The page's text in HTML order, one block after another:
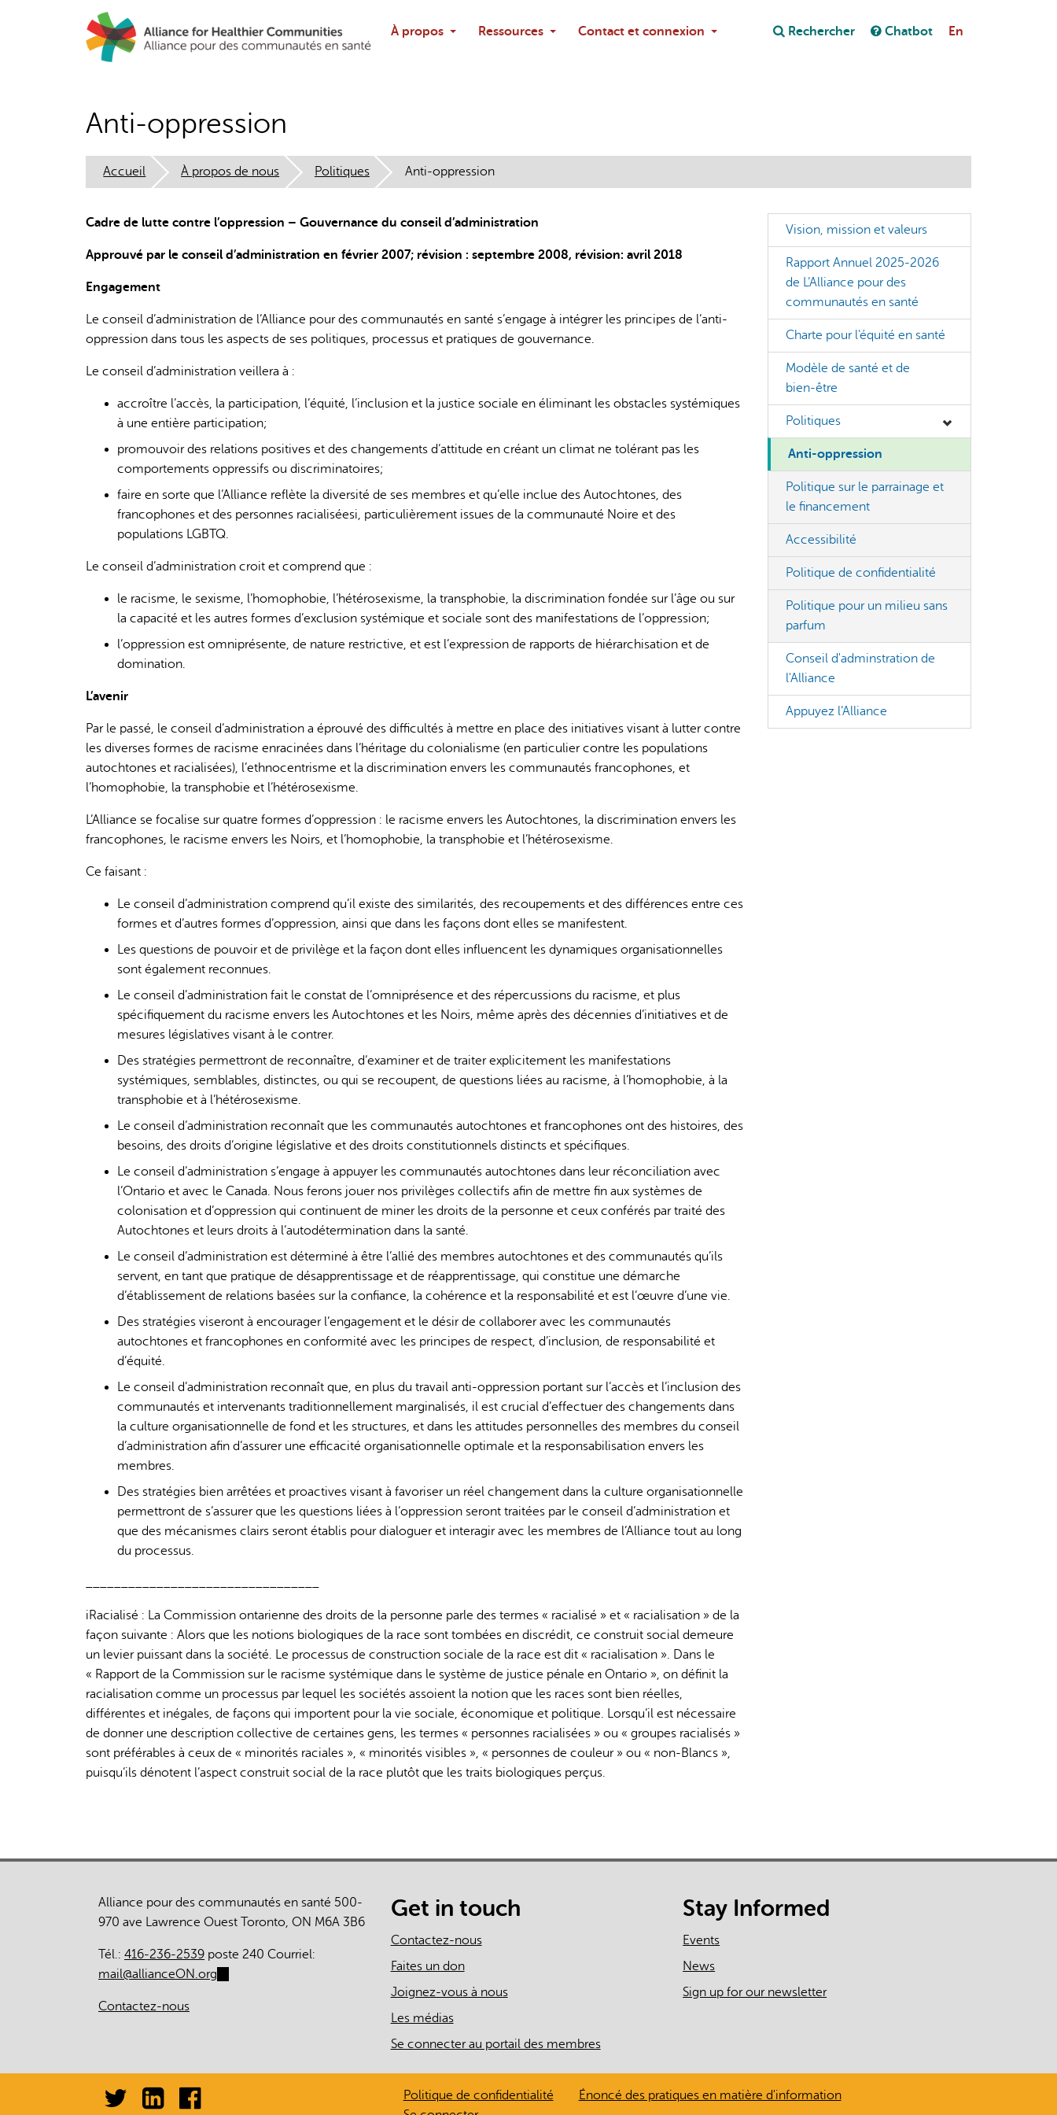
Poser une question au chatbot
L'IA peut afficher des informations incorrectes, veuillez donc vérifier toute réponse.
À propos Ressources Contact et connexion Rechercher Chatbot En
Anti-oppression
Accueil À propos de nous Politiques Anti-oppression
Cadre de lutte contre l’oppression – Gouvernance du conseil d’administration
Approuvé par le conseil d’administration en février 2007; révision : septembre 2008, révision: avril 2018
Engagement
Le conseil d’administration de l’Alliance pour des communautés en santé s’engage à intégrer les principes de l’anti-
oppression dans tous les aspects de ses politiques, processus et pratiques de gouvernance.
Le conseil d’administration veillera à :
accroître l’accès, la participation, l’équité, l’inclusion et la justice sociale en éliminant les obstacles systémiques
à une entière participation;
promouvoir des relations positives et des changements d’attitude en créant un climat ne tolérant pas les
comportements oppressifs ou discriminatoires;
faire en sorte que l’Alliance reflète la diversité de ses membres et qu’elle inclue des Autochtones, des
francophones et des personnes racialiséesi, particulièrement issues de la communauté Noire et des
populations LGBTQ.
Le conseil d’administration croit et comprend que :
le racisme, le sexisme, l’homophobie, l’hétérosexisme, la transphobie, la discrimination fondée sur l’âge ou sur
la capacité et les autres formes d’exclusion systémique et sociale sont des manifestations de l’oppression;
l’oppression est omniprésente, de nature restrictive, et est l’expression de rapports de hiérarchisation et de
domination.
L’avenir
Par le passé, le conseil d’administration a éprouvé des difficultés à mettre en place des initiatives visant à lutter contre
les diverses formes de racisme enracinées dans l’héritage du colonialisme (en particulier contre les populations
autochtones et racialisées), l’ethnocentrisme et la discrimination envers les communautés francophones, et
l’homophobie, la transphobie et l’hétérosexisme.
L’Alliance se focalise sur quatre formes d’oppression : le racisme envers les Autochtones, la discrimination envers les
francophones, le racisme envers les Noirs, et l’homophobie, la transphobie et l’hétérosexisme.
Ce faisant :
Le conseil d’administration comprend qu’il existe des similarités, des recoupements et des différences entre ces
formes et d’autres formes d’oppression, ainsi que dans les façons dont elles se manifestent.
Les questions de pouvoir et de privilège et la façon dont elles influencent les dynamiques organisationnelles
sont également reconnues.
Le conseil d’administration fait le constat de l’omniprésence et des répercussions du racisme, et plus
spécifiquement du racisme envers les Autochtones et les Noirs, même après des décennies d’initiatives et de
mesures législatives visant à le contrer.
Des stratégies permettront de reconnaître, d’examiner et de traiter explicitement les manifestations
systémiques, semblables, distinctes, ou qui se recoupent, de questions liées au racisme, à l’homophobie, à la
transphobie et à l’hétérosexisme.
Le conseil d’administration reconnaît que les communautés autochtones et francophones ont des histoires, des
besoins, des droits d’origine législative et des droits constitutionnels distincts et spécifiques.
Le conseil d’administration s’engage à appuyer les communautés autochtones dans leur réconciliation avec
l’Ontario et avec le Canada. Nous ferons jouer nos privilèges collectifs afin de mettre fin aux systèmes de
colonisation et d’oppression qui continuent de miner les droits de la personne et ceux conférés par traité des
Autochtones et leurs droits à l’autodétermination dans la santé.
Le conseil d’administration est déterminé à être l’allié des membres autochtones et des communautés qu’ils
servent, en tant que pratique de désapprentissage et de réapprentissage, qui constitue une démarche
d’établissement de relations basées sur la confiance, la cohérence et la responsabilité et est l’œuvre d’une vie.
Des stratégies viseront à encourager l’engagement et le désir de collaborer avec les communautés
autochtones et francophones en conformité avec les principes de respect, d’inclusion, de responsabilité et
d’équité.
Le conseil d’administration reconnaît que, en plus du travail anti-oppression portant sur l’accès et l’inclusion des
communautés et intervenants traditionnellement marginalisés, il est crucial d’effectuer des changements dans
la culture organisationnelle de fond et les structures, et dans les attitudes personnelles des membres du conseil
d’administration afin d’assurer une efficacité organisationnelle optimale et la responsabilisation envers les
membres.
Des stratégies bien arrêtées et proactives visant à favoriser un réel changement dans la culture organisationnelle
permettront de s’assurer que les questions liées à l’oppression seront traitées par le conseil d’administration et
que des mécanismes clairs seront établis pour dialoguer et interagir avec les membres de l’Alliance tout au long
du processus.
iRacialisé : La Commission ontarienne des droits de la personne parle des termes « racialisé » et « racialisation » de la
façon suivante : Alors que les notions biologiques de la race sont tombées en discrédit, ce construit social demeure
un levier puissant dans la société. Le processus de construction sociale de la race est dit « racialisation ». Dans le
« Rapport de la Commission sur le racisme systémique dans le système de justice pénale en Ontario », on définit la
racialisation comme un processus par lequel les sociétés assoient la notion que les races sont bien réelles,
différentes et inégales, de façons qui importent pour la vie sociale, économique et politique. Lorsqu’il est nécessaire
de donner une description collective de certaines gens, les termes « personnes racialisées » ou « groupes racialisés »
sont préférables à ceux de « minorités raciales », « minorités visibles », « personnes de couleur » ou « non-Blancs »,
puisqu’ils dénotent l’aspect construit social de la race plutôt que les traits biologiques perçus.
Vision, mission et valeurs
Rapport Annuel 2025-2026
de L’Alliance pour des
communautés en santé
Charte pour l'équité en santé
Modèle de santé et de
bien-être
Politiques
Anti-oppression
Politique sur le parrainage et
le financement
Accessibilité
Politique de confidentialité
Politique pour un milieu sans
parfum
Conseil d'adminstration de
l'Alliance
Appuyez l’Alliance
Alliance pour des communautés en santé 500-
970 ave Lawrence Ouest Toronto, ON M6A 3B6
Tél.: 416-236-2539 poste 240 Courriel:
mail@allianceON.org
Contactez-nous
Get in touch
Contactez-nous
Faites un don
Joignez-vous à nous
Les médias
Se connecter au portail des membres
Stay Informed
Events
News
Sign up for our newsletter
Politique de confidentialité
Énoncé des pratiques en matière d'information